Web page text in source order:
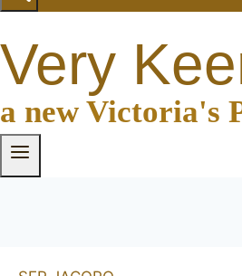
Very
a new Victoria's